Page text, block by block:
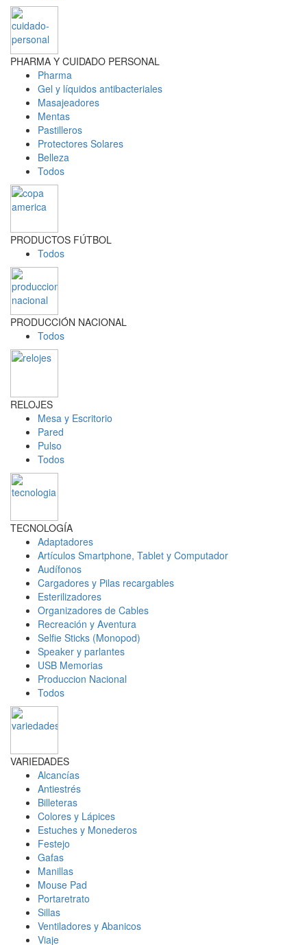
PHARMA Y CUIDADO PERSONAL
Pharma
Gel y líquidos antibacteriales
Masajeadores
Mentas
Pastilleros
Protectores Solares
Belleza
Todos
PRODUCTOS FÚTBOL
Todos
PRODUCCIÓN NACIONAL
Todos
RELOJES
Mesa y Escritorio
Pared
Pulso
Todos
TECNOLOGÍA
Adaptadores
Artículos Smartphone, Tablet y Computador
Audífonos
Cargadores y Pilas recargables
Esterilizadores
Organizadores de Cables
Recreación y Aventura
Selfie Sticks (Monopod)
Speaker y parlantes
USB Memorias
Produccion Nacional
Todos
VARIEDADES
Alcancías
Antiestrés
Billeteras
Colores y Lápices
Estuches y Monederos
Festejo
Gafas
Manillas
Mouse Pad
Portaretrato
Sillas
Ventiladores y Abanicos
Viaje